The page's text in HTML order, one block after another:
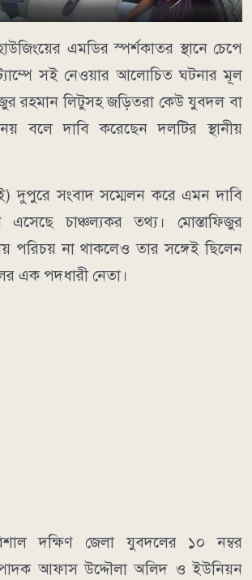
এমডির স্পর্শকাতর স্থানে চেপে
সই নেওয়ার আলোচিত ঘটনার মূল
রহমান লিটুসহ জড়িতরা কেউ যুবদল বা
বলে দাবি করেছেন দলটির স্থানীয়
দুপুরে সংবাদ সম্মেলন করে এমন দাবি
এসেছে চাঞ্চল্যকর তথ্য। মোস্তাফিজুর
পরিচয় না থাকলেও তার সঙ্গেই ছিলেন
এক পদধারী নেতা।
দক্ষিণ জেলা যুবদলের ১০ নম্বর
আফাস উদ্দৌলা অলিদ ও ইউনিয়ন